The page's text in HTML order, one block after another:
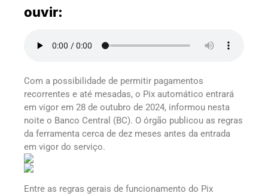
ouvir:
Com a possibilidade de permitir pagamentos
recorrentes e até mesadas, o Pix automático entrará
em vigor em 28 de outubro de 2024, informou nesta
noite o Banco Central (BC). O órgão publicou as regras
da ferramenta cerca de dez meses antes da entrada
em vigor do serviço.
Entre as regras gerais de funcionamento do Pix